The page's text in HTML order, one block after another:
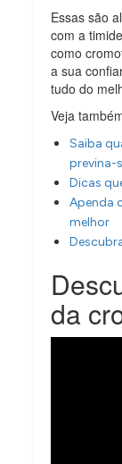
Essas são
com a
como
a sua
tudo do
Veja
Saiba
previna-
Dicas
Apenda
melhor
da